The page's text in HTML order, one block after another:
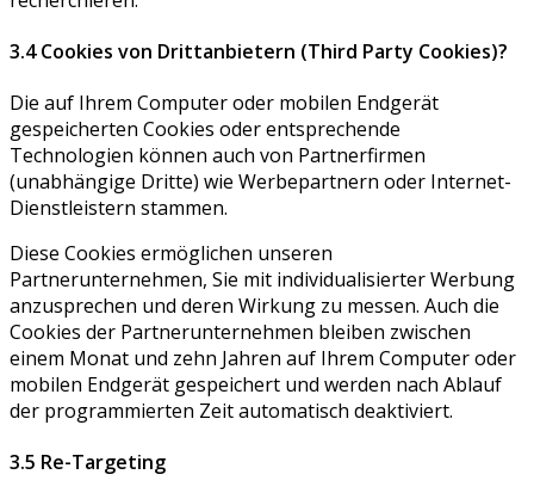
3.4 Cookies von Drittanbietern (Third Party Cookies)?
Die auf Ihrem Computer oder mobilen Endgerät
gespeicherten Cookies oder entsprechende
Technologien können auch von Partnerfirmen
(unabhängige Dritte) wie Werbepartnern oder Internet-
Dienstleistern stammen.
Diese Cookies ermöglichen unseren
Partnerunternehmen, Sie mit individualisierter Werbung
anzusprechen und deren Wirkung zu messen. Auch die
Cookies der Partnerunternehmen bleiben zwischen
einem Monat und zehn Jahren auf Ihrem Computer oder
mobilen Endgerät gespeichert und werden nach Ablauf
der programmierten Zeit automatisch deaktiviert.
3.5 Re-Targeting